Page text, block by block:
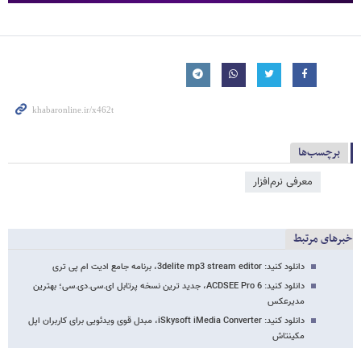
برچسب‌ها
معرفی نرم‌افزار
خبرهای مرتبط
دانلود کنید: 3delite mp3 stream editor، برنامه جامع ادیت ام پی تری
دانلود کنید: ACDSEE Pro 6، جدید ترین نسخه پرتابل ای.سی.دی.سی؛ بهترین
مدیرعکس
دانلود کنید: iSkysoft iMedia Converter، مبدل قوی ویدئویی برای کاربران اپل
مکینتاش